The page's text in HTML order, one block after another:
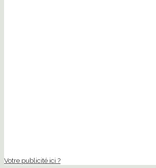
Votre publicité ici ?